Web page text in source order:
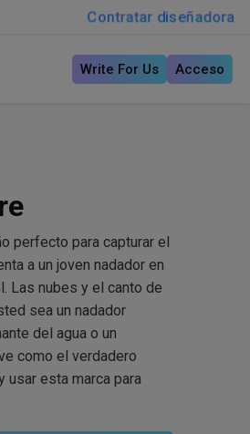
Contratar diseñadora
Write For Us Acceso
perfecto para capturar el
a un joven nadador en
Las nubes y el canto de
sea un nadador
del agua o un
como el verdadero
usar esta marca para